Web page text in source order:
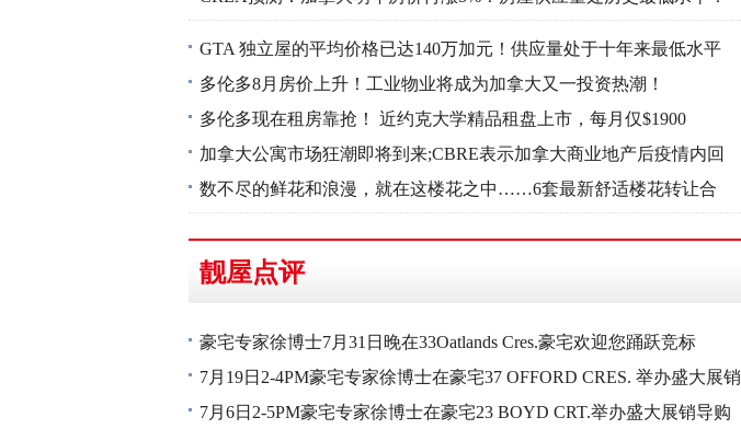
GTA 独立屋的平均价格已达140万加元！供应量处于十年来最低水平
多伦多8月房价上升！工业物业将成为加拿大又一投资热潮！
多伦多现在租房靠抢！ 近约克大学精品租盘上市，每月仅$1900
加拿大公寓市场狂潮即将到来;CBRE表示加拿大商业地产后疫情内回
数不尽的鲜花和浪漫，就在这楼花之中……6套最新舒适楼花转让合
靓屋点评
豪宅专家徐博士7月31日晚在33Oatlands Cres.豪宅欢迎您踊跃竞标
7月19日2-4PM豪宅专家徐博士在豪宅37 OFFORD CRES. 举办盛大展销
7月6日2-5PM豪宅专家徐博士在豪宅23 BOYD CRT.举办盛大展销导购